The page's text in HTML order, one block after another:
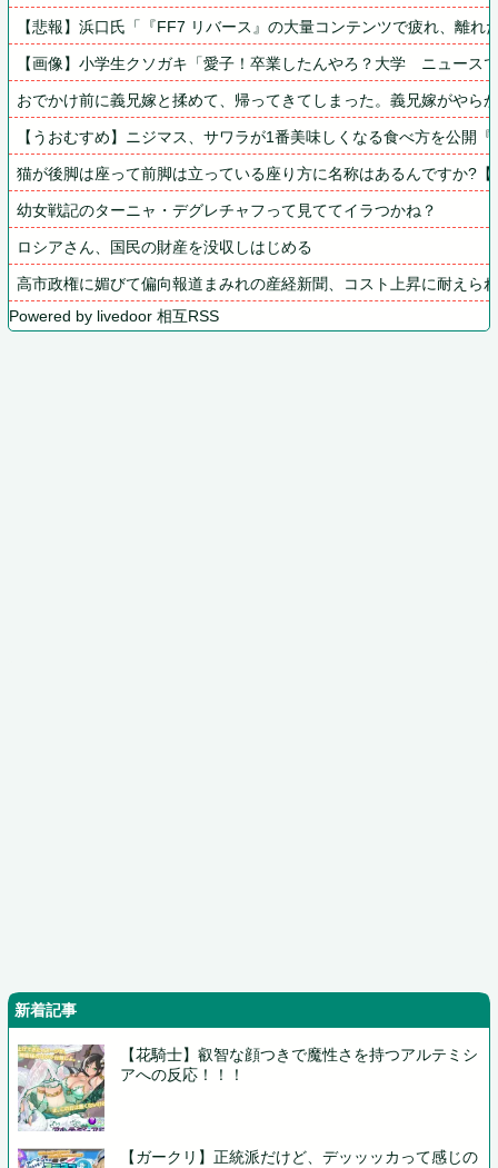
【悲報】浜口氏「『FF7 リバース』の大量コンテンツで疲れ、離れ
【画像】小学生クソガキ「愛子！卒業したんやろ？大学　ニュース
おでかけ前に義兄嫁と揉めて、帰ってきてしまった。義兄嫁がや
【うおむすめ】ニジマス、サワラが1番美味しくなる食べ方を公開
猫が後脚は座って前脚は立っている座り方に名称はあるんですか?【
幼女戦記のターニャ・デグレチャフって見ててイラつかね？
ロシアさん、国民の財産を没収しはじめる
高市政権に媚びて偏向報道まみれの産経新聞、コスト上昇に耐えら
Powered by livedoor 相互RSS
新着記事
【花騎士】叡智な顔つきで魔性さを持つアルテミシ
アへの反応！！！
【ガークリ】正統派だけど、デッッッカって感じの